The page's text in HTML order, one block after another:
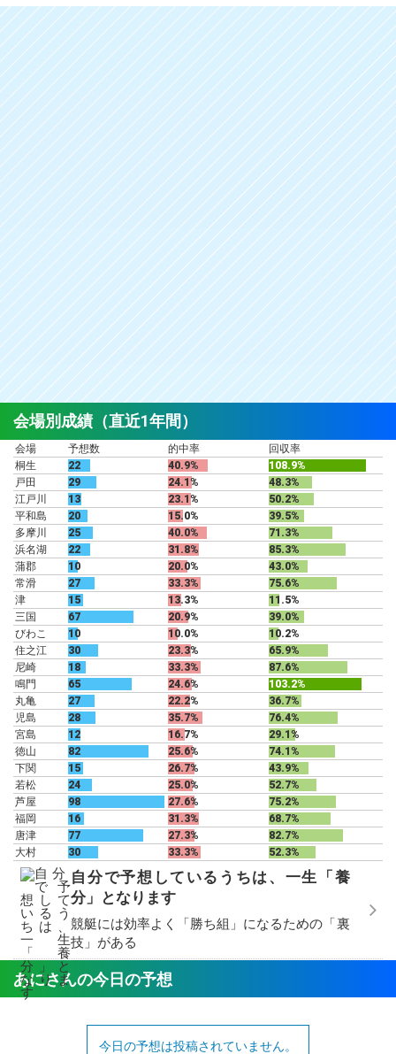
会場別成績（直近1年間）
会場 予想数 的中率
回収率
桐生
22 40.9%
108.9%
戸田
29 24.1%
48.3%
江戸川
13 23.1%
50.2%
平和島
20 15.0%
39.5%
多摩川
25 40.0%
71.3%
浜名湖
22 31.8%
85.3%
蒲郡
10 20.0%
43.0%
常滑
27 33.3%
75.6%
津
15 13.3%
11.5%
三国
67 20.9%
39.0%
びわこ
10 10.0%
10.2%
住之江
30 23.3%
65.9%
尼崎
18 33.3%
87.6%
鳴門
65 24.6%
103.2%
丸亀
27 22.2%
36.7%
児島
28 35.7%
76.4%
宮島
12 16.7%
29.1%
徳山
82 25.6%
74.1%
下関
15 26.7%
43.9%
若松
24 25.0%
52.7%
芦屋
98 27.6%
75.2%
福岡
16 31.3%
68.7%
唐津
77 27.3%
82.7%
大村
30 33.3% 52.3%
自分で予想しているうちは、一生「養
分」となります
競艇には効率よく「勝ち組」になるための「裏
技」がある
あにさんの今日の予想
今日の予想は投稿されていません。
Aランク以上の予想は会員様のみ公開です。
こちらから会員登録（無料）をお願いいたします。